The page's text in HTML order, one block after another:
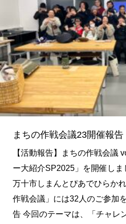
まちの作戦会議23開催報告
【活動報告】まちの作戦会議
ー大紹介SP2025」を開催し
万十市しまんとぴあでひらか
作戦会議」には32人のご参加
告 今回のテーマは、「チャレ
会
議
23
開
催
報